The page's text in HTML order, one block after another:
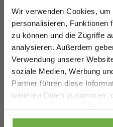
Wir verwenden Cookies,
personalisieren, Funktionen
zu können und die Zugriffe
analysieren. Außerdem
Verwendung unserer
soziale Medien, Werbung
Partner führen diese
weiteren Daten zusammen,
gesammelt haben.
Ähnliche
Kayori Yasu
200 x 200–220 + 2
Doppelbett –
Vergleichspreis
109,80 €
62,29 €
-43 %
Rabatten
Geburtstag